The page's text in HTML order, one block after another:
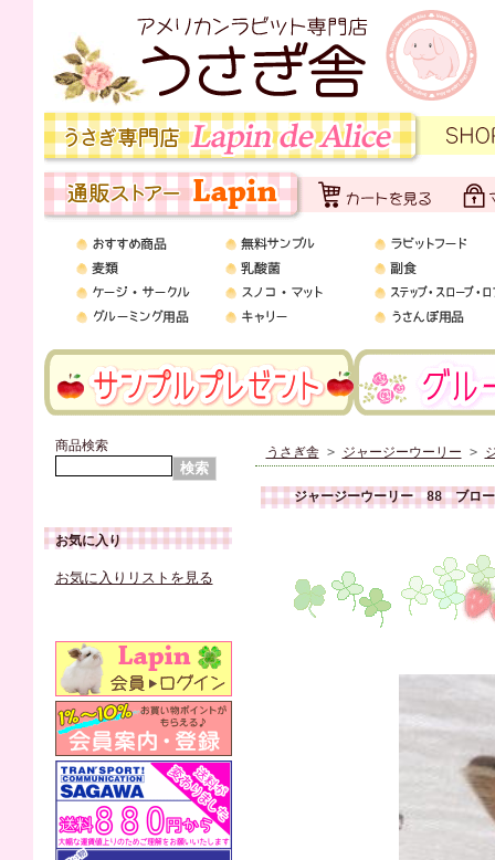
商品検索
お気に入り
お気に入りリストを見る
うさぎ舎> ジャージーウーリー >
ジャージーウーリー 88 ブロ